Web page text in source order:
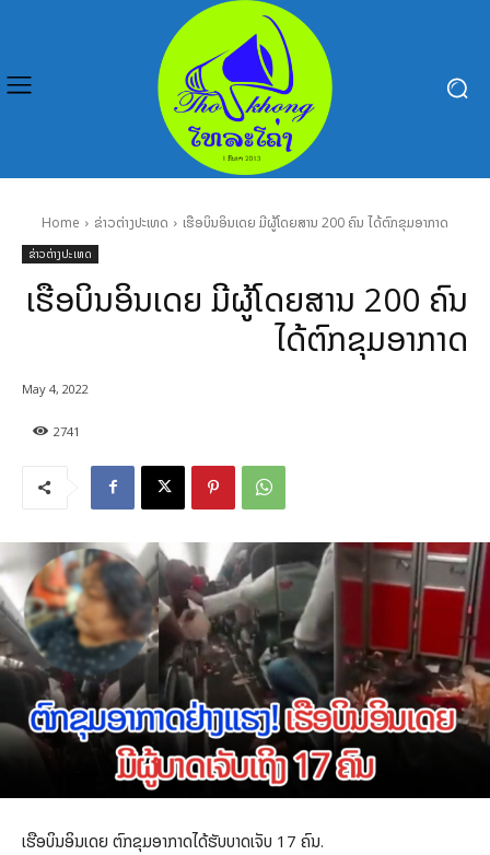
Home ຂ່າວຕ່າງປະເທດ ເຮືອບິນອິນເດຍ ມີຜູ້ໂດຍສານ 200 ຄົນ ໄດ້ຕົກຂຸມອາກາດ
ຂ່າວຕ່າງປະເທດ
ເຮືອບິນອິນເດຍ ມີຜູ້ໂດຍສານ 200 ຄົນ
ໄດ້ຕົກຂຸມອາກາດ
2741
May 4, 2022
ເຮືອບິນອິນເດຍ ຕົກຂຸມອາກາດໄດ້ຮັບບາດເຈັບ 17 ຄົນ.